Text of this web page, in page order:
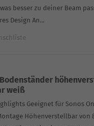
besser zu deiner Beam
Design An...
weiß
Geeignet für Sonos
Höhenverstellbar von